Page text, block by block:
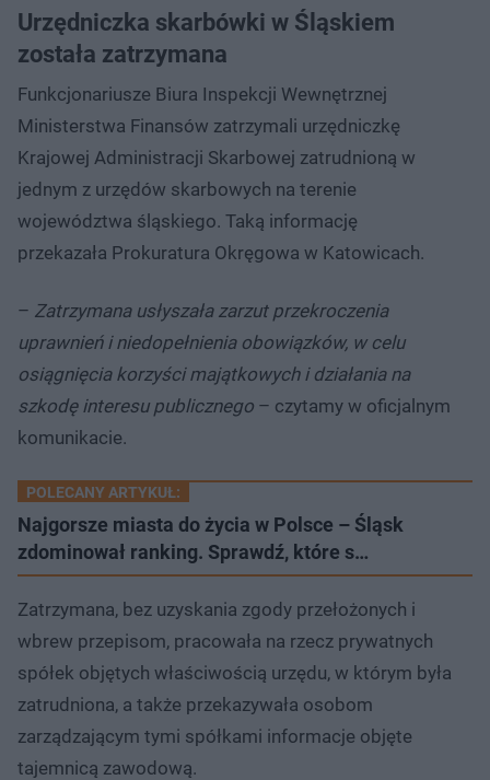
Urzędniczka skarbówki w Śląskiem
została zatrzymana
Funkcjonariusze Biura Inspekcji Wewnętrznej
Ministerstwa Finansów zatrzymali urzędniczkę
Krajowej Administracji Skarbowej zatrudnioną w
jednym z urzędów skarbowych na terenie
województwa śląskiego. Taką informację
przekazała Prokuratura Okręgowa w Katowicach.
– Zatrzymana usłyszała zarzut przekroczenia
uprawnień i niedopełnienia obowiązków, w celu
osiągnięcia korzyści majątkowych i działania na
szkodę interesu publicznego – czytamy w oficjalnym
komunikacie.
POLECANY ARTYKUŁ:
Najgorsze miasta do życia w Polsce – Śląsk
zdominował ranking. Sprawdź, które s…
Zatrzymana, bez uzyskania zgody przełożonych i
wbrew przepisom, pracowała na rzecz prywatnych
spółek objętych właściwością urzędu, w którym była
zatrudniona, a także przekazywała osobom
zarządzającym tymi spółkami informacje objęte
tajemnicą zawodową.